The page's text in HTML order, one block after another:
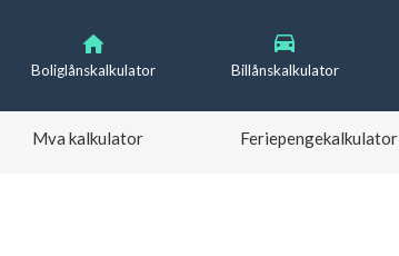
Boliglånskalkulator Billånskalkulator
Mva kalkulator Feriepengekalkulator